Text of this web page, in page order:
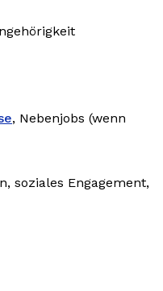
, Nebenjobs (wenn
soziales Engagement,